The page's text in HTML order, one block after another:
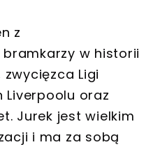
z
w historii
zwycięzca Ligi
Liverpoolu oraz
Jurek jest wielkim
i ma za sobą